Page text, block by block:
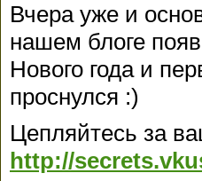
Вчера уже и
нашем блоге
Нового года и
проснулся :)
Цепляйтесь за
http://